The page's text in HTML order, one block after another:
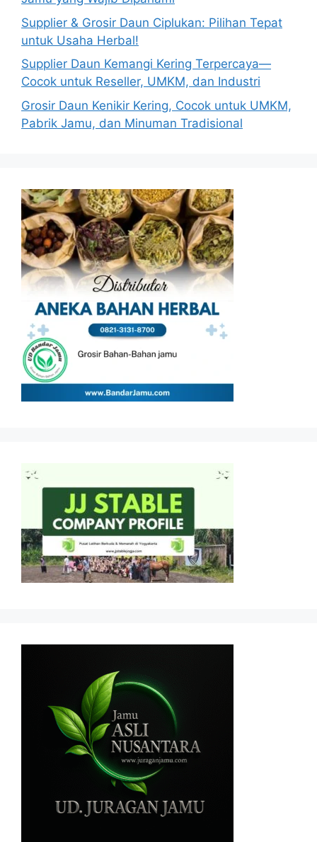
Supplier & Grosir Daun Ciplukan: Pilihan Tepat
untuk Usaha Herbal!
Supplier Daun Kemangi Kering Terpercaya—
Cocok untuk Reseller, UMKM, dan Industri
Grosir Daun Kenikir Kering, Cocok untuk UMKM,
Pabrik Jamu, dan Minuman Tradisional